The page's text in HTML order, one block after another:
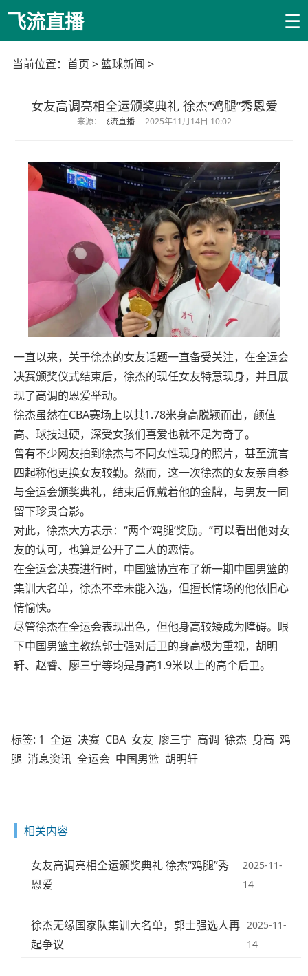
飞流直播 ☰
当前位置： 首页 >篮球新闻 >
女友高调亮相全运颁奖典礼 徐杰“鸡腿”秀恩爱
来源： 飞流直播 2025年11月14日 10:02
一直以来，关于徐杰的女友话题一直备受关注，在全运会
决赛颁奖仪式结束后，徐杰的现任女友特意现身，并且展
现了高调的恩爱举动。
徐杰虽然在CBA赛场上以其1.78米身高脱颖而出，颜值
高、球技过硬，深受女孩们喜爱也就不足为奇了。
曾有不少网友拍到徐杰与不同女性现身的照片，甚至流言
四起称他更换女友较勤。然而，这一次徐杰的女友亲自参
与全运会颁奖典礼，结束后佩戴着他的金牌，与男友一同
留下珍贵合影。
对此，徐杰大方表示：“两个‘鸡腿’奖励。”可以看出他对女
友的认可，也算是公开了二人的恋情。
在全运会决赛进行时，中国篮协宣布了新一期中国男篮的
集训大名单，徐杰不幸未能入选，但擅长情场的他依旧心
情愉快。
尽管徐杰在全运会表现出色，但他身高较矮成为障碍。眼
下中国男篮主教练郭士强对后卫的身高极为重视，胡明
轩、赵睿、廖三宁等均是身高1.9米以上的高个后卫。
标签: 1 全运 决赛 CBA 女友 廖三宁 高调 徐杰 身高 鸡
腿 消息资讯 全运会 中国男篮 胡明轩
相关内容
女友高调亮相全运颁奖典礼 徐杰“鸡腿”秀
恩爱
2025-11-
14
徐杰无缘国家队集训大名单，郭士强选人再
起争议
2025-11-
14